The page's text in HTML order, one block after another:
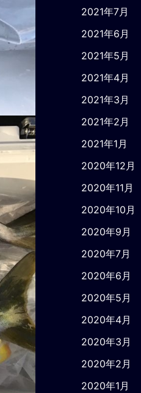
2021年7月
2021年6月
2021年5月
2021年4月
2021年3月
2021年2月
2021年1月
2020年12月
2020年11月
2020年10月
2020年9月
2020年7月
2020年6月
2020年5月
2020年4月
2020年3月
2020年2月
2020年1月